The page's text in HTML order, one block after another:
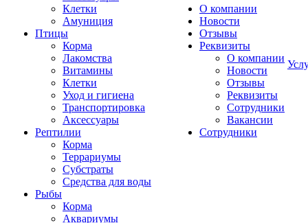
Клетки
Амуниция
Птицы
Корма
Лакомства
Витамины
Клетки
Уход и гигиена
Транспортировка
Аксессуары
Рептилии
Корма
Террариумы
Субстраты
Средства для воды
Рыбы
Корма
Аквариумы
О компании
Новости
Отзывы
Реквизиты
О компании
Новости
Отзывы
Реквизиты
Сотрудники
Вакансии
Сотрудники